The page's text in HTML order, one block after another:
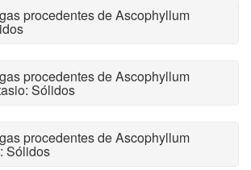
procedentes de Ascophyllum
procedentes de Ascophyllum
Sólidos
procedentes de Ascophyllum
Sólidos